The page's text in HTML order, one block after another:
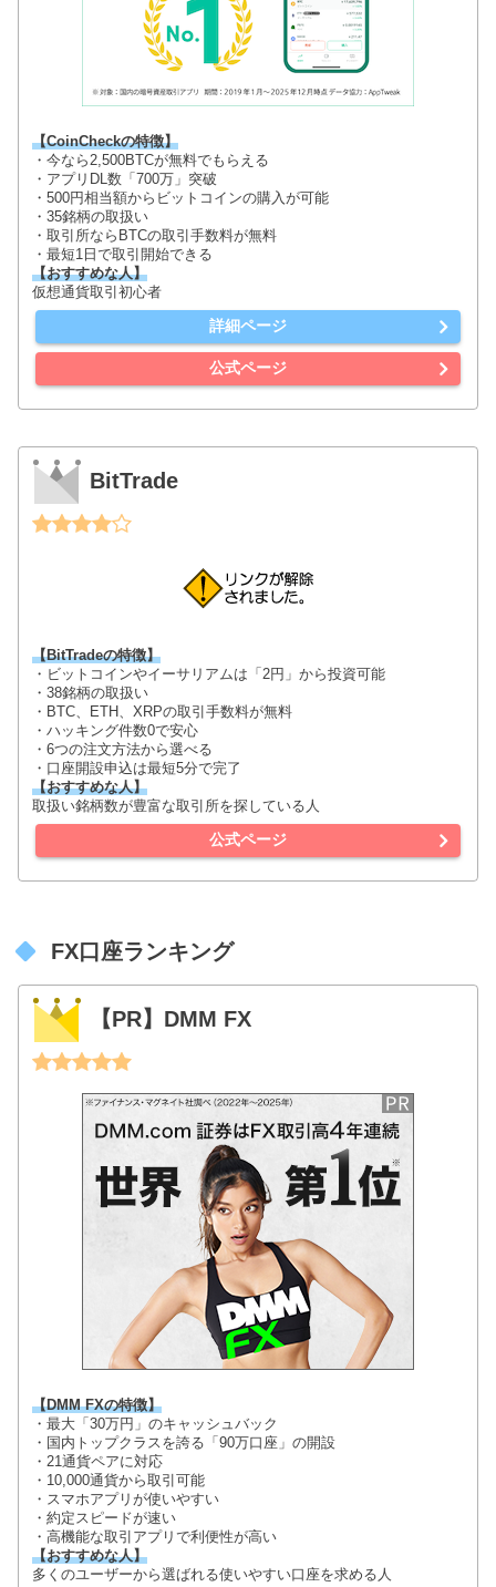
【CoinCheckの特徴】
・今なら2,500BTCが無料でもらえる
・アプリDL数「700万」突破
・500円相当額からビットコインの購入が可能
・35銘柄の取扱い
・取引所ならBTCの取引手数料が無料
・最短1日で取引開始できる
【おすすめな人】
仮想通貨取引初心者
詳細ページ
公式ページ
BitTrade
【BitTradeの特徴】
・ビットコインやイーサリアムは「2円」から投資可能
・38銘柄の取扱い
・BTC、ETH、XRPの取引手数料が無料
・ハッキング件数0で安心
・6つの注文方法から選べる
・口座開設申込は最短5分で完了
【おすすめな人】
取扱い銘柄数が豊富な取引所を探している人
公式ページ
FX口座ランキング
【PR】DMM FX
【DMM FXの特徴】
・最大「30万円」のキャッシュバック
・国内トップクラスを誇る「90万口座」の開設
・21通貨ペアに対応
・10,000通貨から取引可能
・スマホアプリが使いやすい
・約定スピードが速い
・高機能な取引アプリで利便性が高い
【おすすめな人】
多くのユーザーから選ばれる使いやすい口座を求める人